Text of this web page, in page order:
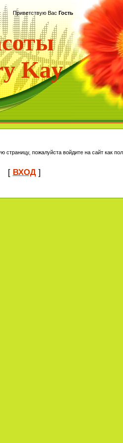
Приветствую Вас Гость
Kay
пожалуйста войдите на сайт как
[ ВХОД]